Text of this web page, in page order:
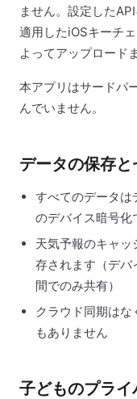
ません。設定した
適用したiOSキーチ
よってアップロード
本アプリはサードパ
んでいません。
データの保存と
すべてのデータは
のデバイス暗号化
天気予報のキャ
存されます（デバ
間でのみ共有）
クラウド同期は
もありません
子どものプライ